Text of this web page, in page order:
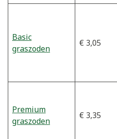
Basic
graszoden
€ 3,05
Premium
graszoden
€ 3,35